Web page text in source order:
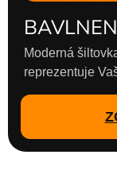
Moderná
reprezentuje